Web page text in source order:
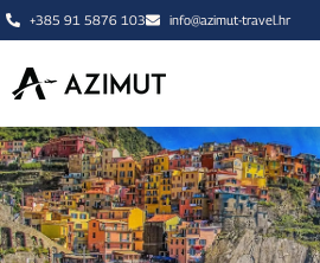
+385 91 5876 103 info@azimut-travel.hr